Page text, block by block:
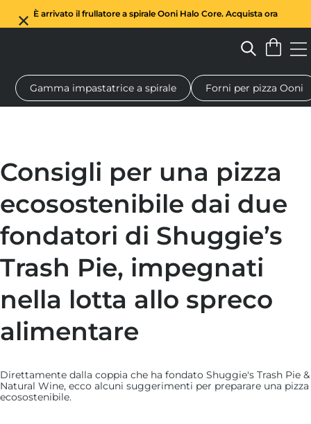
È arrivato il frullatore a spirale Ooni Halo Core. Acquista ora
ardesia
delle Highlands
Forno a legna per pizza Impastatrice a spirale Regali
Gamma impastatrice a spirale Forni per pizza Ooni
Consigli per una pizza
ecosostenibile dai due
fondatori di Shuggie’s
Trash Pie, impegnati
nella lotta allo spreco
alimentare
Direttamente dalla coppia che ha fondato Shuggie's Trash Pie &
Natural Wine, ecco alcuni suggerimenti per preparare una pizza
ecosostenibile.